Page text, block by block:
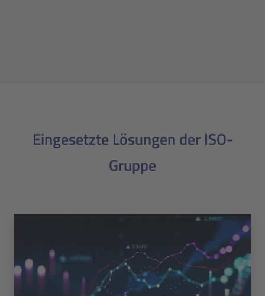
Eingesetzte Lösungen der ISO-
Gruppe